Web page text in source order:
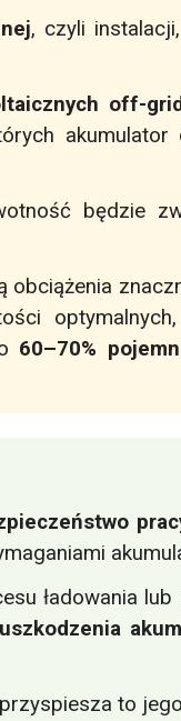
, czyli
off-
będzie
60–70%
ładowania
to